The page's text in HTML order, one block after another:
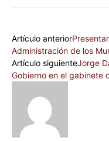
Artículo anterior
Administración de los
Artículo siguienteJorge
Gobierno en el gabinete